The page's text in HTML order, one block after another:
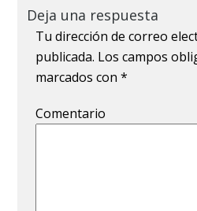
Deja una respuesta
Tu dirección de correo
publicada. Los campos
marcados con*
Comentario